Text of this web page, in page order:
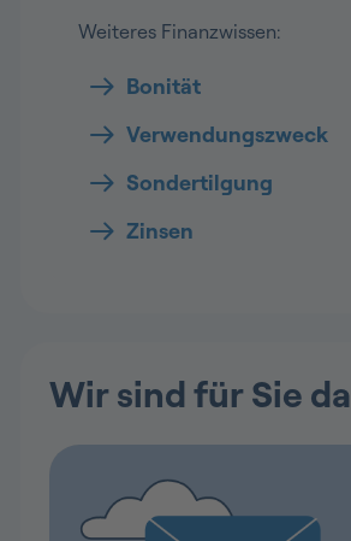
Weiteres Finanzwissen:
Bonität
Verwendungszweck
Sondertilgung
Zinsen
Wir sind für Sie da